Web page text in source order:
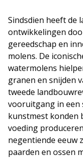
Sindsdien heeft de
ontwikkelingen
gereedschap en
molens. De
watermolens
granen en snijden
tweede
vooruitgang in een
kunstmest konden
voeding
negentiende eeuw
paarden en ossen